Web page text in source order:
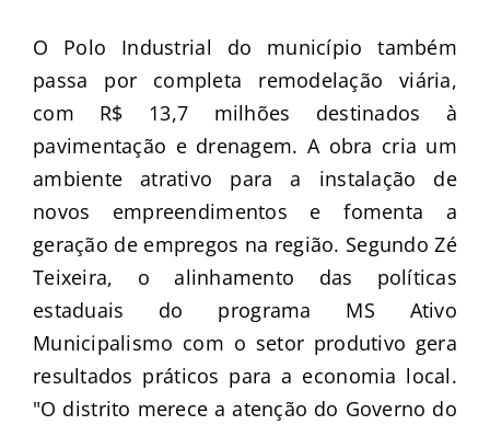
O Polo Industrial do município também
passa por completa remodelação viária,
com R$ 13,7 milhões destinados à
pavimentação e drenagem. A obra cria um
ambiente atrativo para a instalação de
novos empreendimentos e fomenta a
geração de empregos na região. Segundo Zé
Teixeira, o alinhamento das políticas
estaduais do programa MS Ativo
Municipalismo com o setor produtivo gera
resultados práticos para a economia local.
"O distrito merece a atenção do Governo do